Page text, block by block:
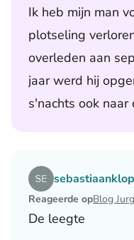
Ik heb mijn man
plotseling
overleden aan
jaar werd hij
s'nachts ook naar
Reageerde op
De leegte
Lees het artikel